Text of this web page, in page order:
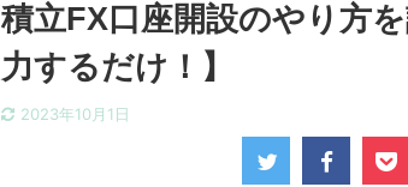
積立FX口座開設のやり方
力するだけ！】
2023年10月1日